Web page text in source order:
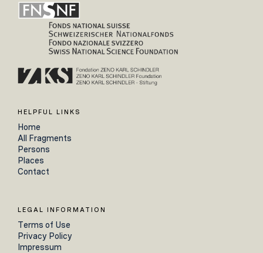
HELPFUL LINKS
Home
All Fragments
Persons
Places
Contact
LEGAL INFORMATION
Terms of Use
Privacy Policy
Impressum